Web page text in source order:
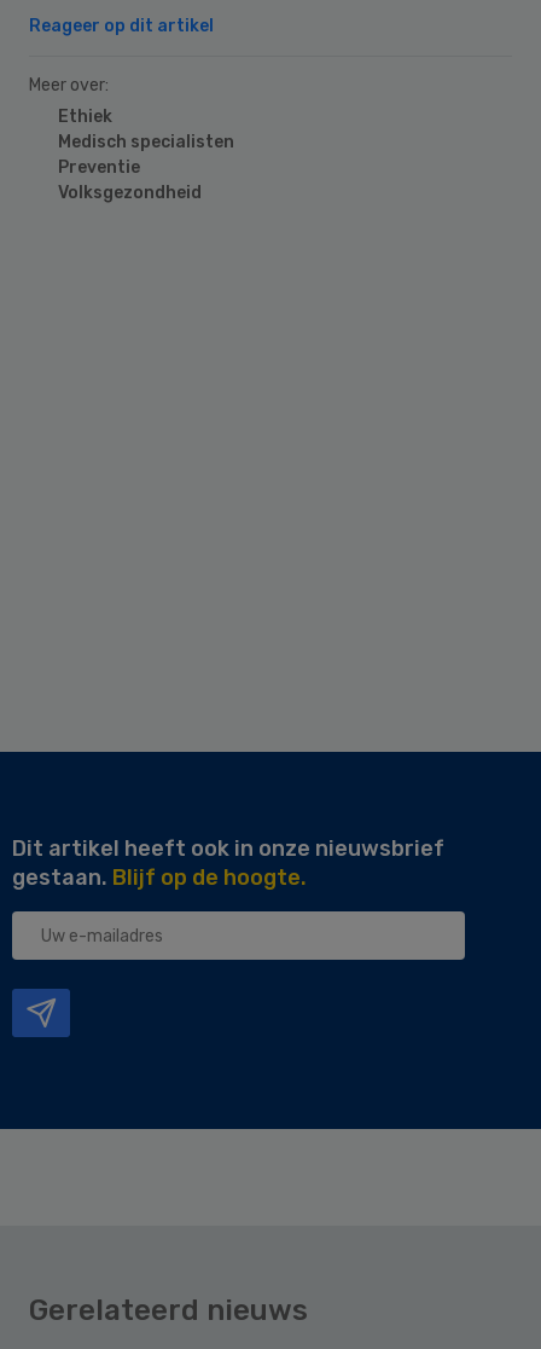
Reageer op dit artikel
Meer over:
Ethiek
Medisch specialisten
Preventie
Volksgezondheid
Dit artikel heeft ook in onze nieuwsbrief
gestaan. Blijf op de hoogte.
Uw
Gerelateerd nieuws